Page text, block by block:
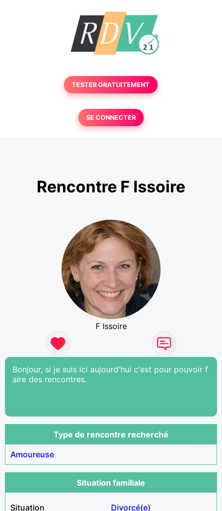
TESTER GRATUITEMENT
SE CONNECTER
Rencontre F Issoire
F Issoire
Bonjour, si je suis ici aujourd'hui c'est pour pouvoir f
aire des rencontres.
Type de rencontre recherché
Amoureuse
Situation familiale
Situation
Divorcé(e)